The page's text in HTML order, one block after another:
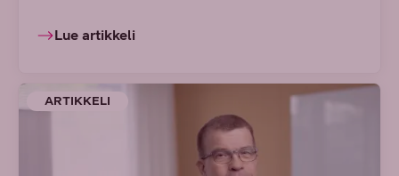
Lue artikkeli
ARTIKKELI